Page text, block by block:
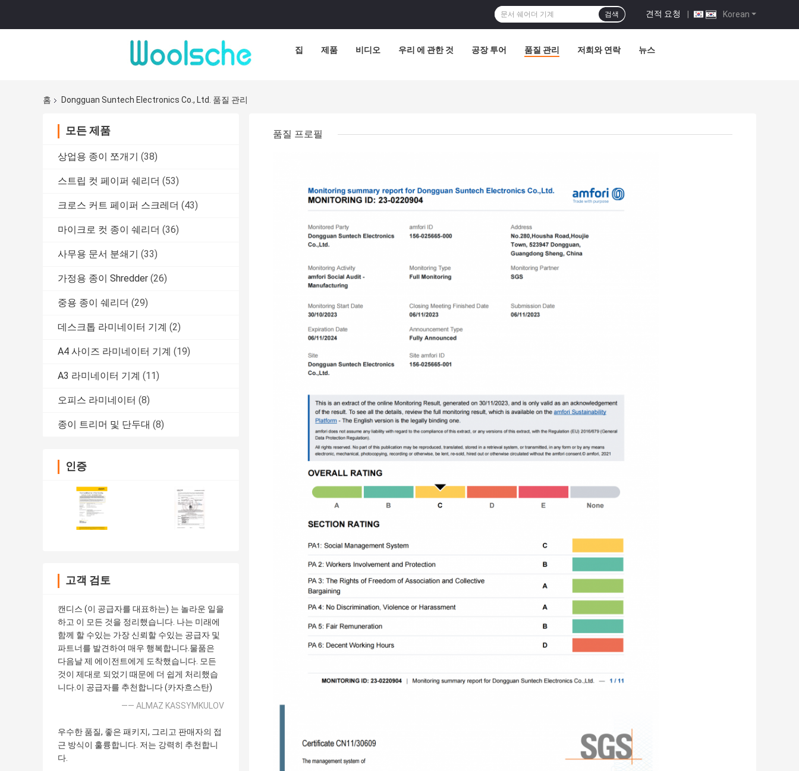
Korean
견적 요청 |
검색
집 제품 비디오 우리 에 관한 것 공장 투어 품질 관리 저희와 연락 뉴스
홈 Dongguan Suntech Electronics Co., Ltd. 품질 관리
모든 제품
상업용 종이 쪼개기 (38)
스트립 컷 페이퍼 쉐리더 (53)
크로스 커트 페이퍼 스크레더 (43)
마이크로 컷 종이 쉐리더 (36)
사무용 문서 분쇄기 (33)
가정용 종이 Shredder (26)
중용 종이 쉐리더 (29)
데스크톱 라미네이터 기계 (2)
A4 사이즈 라미네이터 기계 (19)
A3 라미네이터 기계 (11)
오피스 라미네이터 (8)
종이 트리머 및 단두대 (8)
인증
고객 검토
캔디스 (이 공급자를 대표하는) 는 놀라운 일을
하고 이 모든 것을 정리했습니다. 나는 미래에
함께 할 수있는 가장 신뢰할 수있는 공급자 및
파트너를 발견하여 매우 행복합니다.물품은
다음날 제 에이전트에게 도착했습니다. 모든
것이 제대로 되었기 때문에 더 쉽게 처리했습
니다.이 공급자를 추천합니다 (카자흐스탄)
—— ALMAZ KASSYMKULOV
우수한 품질, 좋은 패키지, 그리고 판매자의 접
근 방식이 훌륭합니다. 저는 강력히 추천합니
다.
품질 프로필